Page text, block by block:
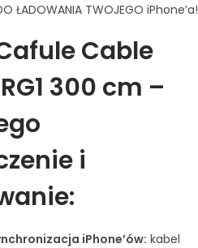
ŁADOWANIA TWOJEGO iPhone’a!
Cable
300 cm –
i
iPhone’ów: kabel